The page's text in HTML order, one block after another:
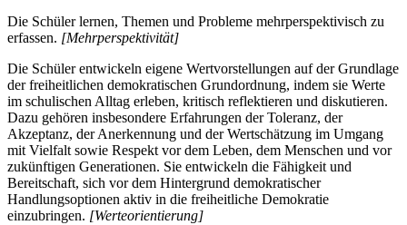
Die Schüler lernen, Themen und Probleme mehrperspektivisch zu
erfassen. [Mehrperspektivität]
Die Schüler entwickeln eigene Wertvorstellungen auf der Grundlage
der freiheitlichen demokratischen Grundordnung, indem sie Werte
im schulischen Alltag erleben, kritisch reflektieren und diskutieren.
Dazu gehören insbesondere Erfahrungen der Toleranz, der
Akzeptanz, der Anerkennung und der Wertschätzung im Umgang
mit Vielfalt sowie Respekt vor dem Leben, dem Menschen und vor
zukünftigen Generationen. Sie entwickeln die Fähigkeit und
Bereitschaft, sich vor dem Hintergrund demokratischer
Handlungsoptionen aktiv in die freiheitliche Demokratie
einzubringen. [Werteorientierung]